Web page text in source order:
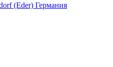
(Eder) Германия